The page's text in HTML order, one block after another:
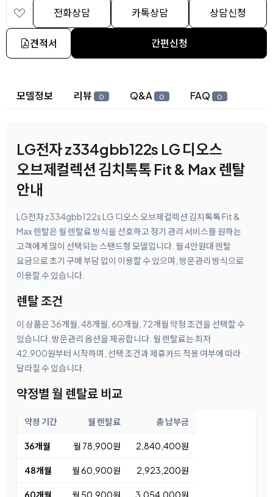
전화상담 카톡상담 상담신청
견적서 간편신청
상세 정보
모델정보 리뷰 0 Q&A 0 FAQ 0
LG전자 z334gbb122s LG 디오스
오브제컬렉션 김치톡톡 Fit & Max 렌탈
안내
LG전자 z334gbb122s LG 디오스 오브제컬렉션 김치톡톡 Fit &
Max 렌탈은 월 렌탈료 방식을 선호하고 정기 관리 서비스를 원하는
고객에게 많이 선택되는 스탠드형 모델입니다. 월 4만원대 렌탈
요금으로 초기 구매 부담 없이 이용할 수 있으며, 방문관리 방식으로
이용할 수 있습니다.
렌탈 조건
이 상품은 36개월, 48개월, 60개월, 72개월 약정 조건을 선택할 수
있습니다. 방문관리 옵션을 제공합니다. 월 렌탈료는 최저
42,900원부터 시작하며, 선택 조건과 제휴카드 적용 여부에 따라
달라질 수 있습니다.
약정별 월 렌탈료 비교
약정 기간 월 렌탈료 총 납부금
36개월 월 78,900원 2,840,400원
48개월 월 60,900원 2,923,200원
60개월 월 50,900원 3,054,000원